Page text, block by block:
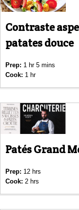
Contraste
patates douce
Prep: 1 hr 5 mins
Cook: 1 hr
Patés Grand
Prep: 12 hrs
Cook: 2 hrs